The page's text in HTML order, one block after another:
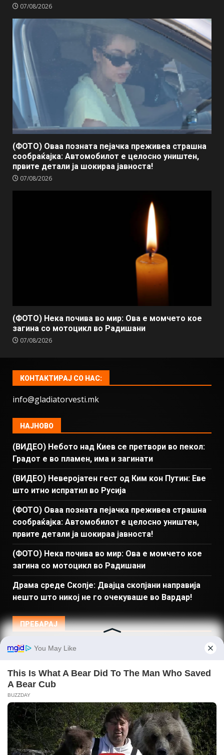
07/08/2026
(ФОТО) Оваа позната пејачка преживеа страшна
сообраќајка: Автомобилот е целосно уништен,
првите детали ја шокираа јавноста!
07/08/2026
(ФОТО) Нека почива во мир: Ова е момчето кое
загина со мотоцикл во Радишани
07/08/2026
КОНТАКТИРАЈ СО НАС:
info@gladiatorvesti.mk
НАЈНОВО
(ВИДЕО) Небото над Киев се претвори во пекол:
Градот е во пламен, има и загинати
(ВИДЕО) Неверојатен гест од Ким кон Путин: Еве
што итно испратил во Русија
(ФОТО) Оваа позната пејачка преживеа страшна
сообраќајка: Автомобилот е целосно уништен,
првите детали ја шокираа јавноста!
(ФОТО) Нека почива во мир: Ова е момчето кое
загина со мотоцикл во Радишани
Драма среде Скопје: Двајца скопјани направија
нешто што никој не го очекуваше во Вардар!
ПРЕБАРАЈ
Македонија
© Copyright 2026 Gladiator - Powered by dbT18|